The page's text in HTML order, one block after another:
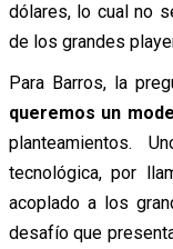
dólares, lo cual no
de los grandes
Para Barros, la
queremos un
planteamientos.
tecnológica, por
acoplado a los
desafío que